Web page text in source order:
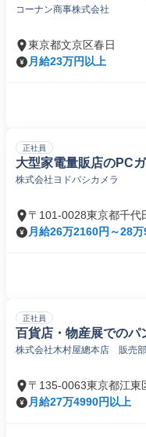
コーナン商事株式会社
東京都文京区春日
月給23万円以上
正社員
大型家電量販店のPC
株式会社ヨドバシカメラ
〒101-0028東京都千代
月給26万2160円～28万
正社員
百貨店・物産展でのパ
株式会社木村屋總本店 販売
〒135-0063東京都江東
月給27万4990円以上